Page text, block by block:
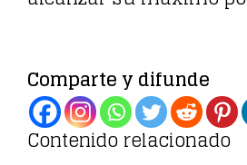
Comparte y difunde
Contenido relacionado